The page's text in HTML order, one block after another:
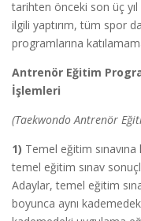
tarihten önceki son üç
ilgili yaptırım, tüm spor
programlarına
Antrenör Eğitim
İşlemleri
(Taekwondo Antrenör
1) Temel eğitim sınavına
temel eğitim sınav
Adaylar, temel eğitim
boyunca aynı